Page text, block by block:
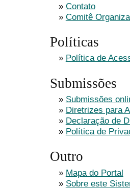
» Contato
» Comitê
Políticas
» Política de
Submissões
» Submissões
» Diretrizes para
» Declaração de
» Política de
Outro
» Mapa do Portal
» Sobre este